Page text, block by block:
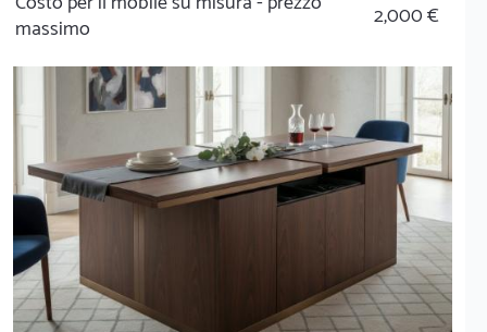
massimo
2,000 €